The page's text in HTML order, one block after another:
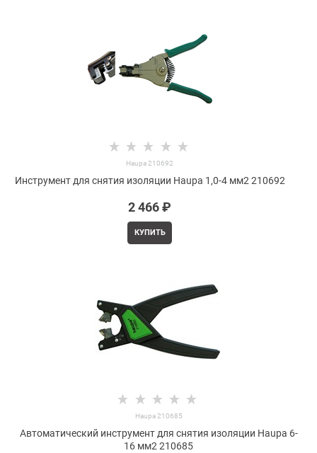
Haupa 210692
Инструмент для снятия изоляции Haupa 1,0-4 мм2 210692
2 466 ₽
КУПИТЬ
Haupa 210685
Автоматический инструмент для снятия изоляции Haupa 6-
16 мм2 210685